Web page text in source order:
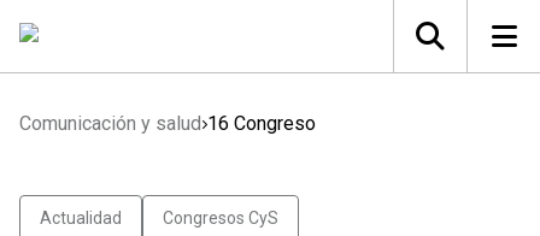
Comunicación y salud 16 Congreso
Actualidad Congresos CyS